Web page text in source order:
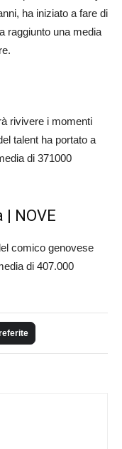
ha iniziato a fare di
raggiunto una media
rivivere i momenti
talent ha portato a
di 371000
NOVE
comico genovese
di 407.000